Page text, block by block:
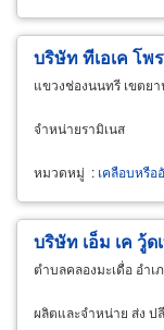
บริษัท ทีเอเค โพ
แขวงช่องนนทรี เขตย
จำหน่ายรามิเนส
หมวดหมู่ : เคลือบหรือ
บริษัท เอ็ม เค วู้ด
ตำบลคลองมะเดื่อ อำ
ผลิตและจำหน่าย ส่ง ป